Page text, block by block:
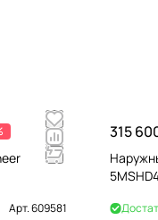
Арт.609581
315